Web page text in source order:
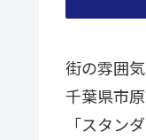
街の雰囲気
千葉県市
「スタン